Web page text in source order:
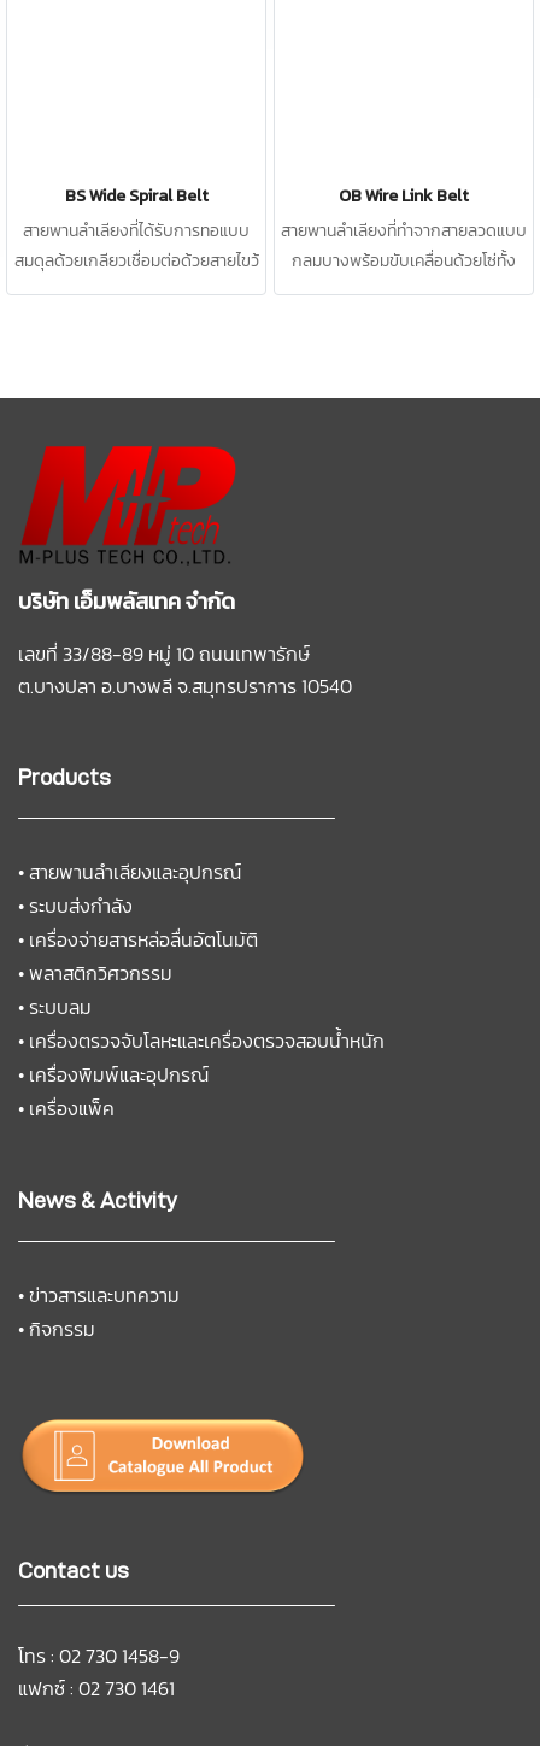
BS Wide Spiral Belt
สายพานลำเลียงที่ได้รับการทอแบบ
สมดุลด้วยเกลียวเชื่อมต่อด้วยสายไขว้
แบบจีบ
OB Wire Link Belt
สายพานลำเลียงที่ทำจากสายลวดแบบ
กลมบางพร้อมขับเคลื่อนด้วยโซ่ทั้ง
สองข้าง
บริษัท เอ็มพลัสเทค จำกัด
เลขที่ 33/88-89 หมู่ 10 ถนนเทพารักษ์
ต.บางปลา อ.บางพลีจ.สมุทรปราการ 10540
Products
•สายพานลำเลียงและอุปกรณ์
•ระบบส่งกำลัง
• เครื่องจ่ายสารหล่อลื่นอัตโนมัติ
•พลาสติกวิศวกรรม
•ระบบลม
• เครื่องตรวจจับโลหะและเครื่องตรวจสอบน้ำหนัก
• เครื่องพิมพ์และอุปกรณ์
• เครื่องแพ็ค
News & Activity
•ข่าวสารและบทความ
•กิจกรรม
Contact us
โทร : 02 730 1458-9
แฟกซ์ : 02 730 1461